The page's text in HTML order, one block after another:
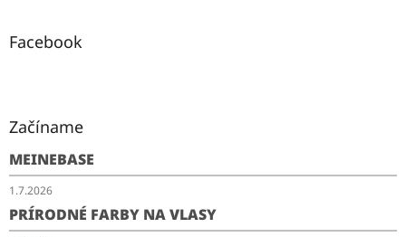
Facebook
Začíname
MEINEBASE
1.7.2026
PRÍRODNÉ FARBY NA VLASY